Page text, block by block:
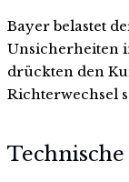
Bayer belastet
Unsicherheiten
drückten den
Richterwechsel
Technische